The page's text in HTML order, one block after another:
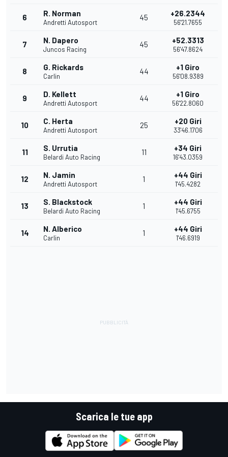
6 R. Norman
Andretti Autosport
45 +26.2344
56'21.7655
7 N. Dapero
Juncos Racing
45 +52.3313
56'47.8624
8 G. Rickards
Carlin
44 +1 Giro
56'08.9389
9 D. Kellett
Andretti Autosport
44 +1 Giro
56'22.8060
10 C. Herta
Andretti Autosport
25 +20 Giri
33'46.1706
11 S. Urrutia
Belardi Auto Racing
11 +34 Giri
16'43.0359
12 N. Jamin
Andretti Autosport
1 +44 Giri
1'45.4282
13 S. Blackstock
Belardi Auto Racing
1 +44 Giri
1'45.6755
14 N. Alberico
Carlin
1 +44 Giri
1'46.6919
Scarica le tue app